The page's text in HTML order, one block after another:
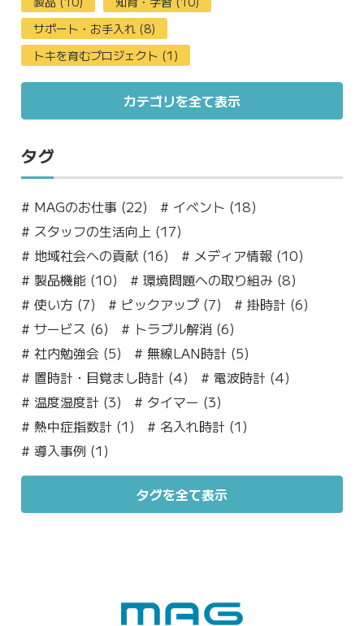
サポート・お手入れ (8)
トキを育むプロジェクト (1)
カテゴリを全て表示
タグ
# MAGのお仕事 (22) # イベント (18)
# スタッフの生活向上 (17)
# 地域社会への貢献 (16) # メディア情報 (10)
# 製品機能 (10) # 環境問題への取り組み (8)
# 使い方 (7) # ピックアップ (7) # 掛時計 (6)
# サービス (6) # トラブル解消 (6)
# 社内勉強会 (5) # 無線LAN時計 (5)
# 置時計・目覚まし時計 (4) # 電波時計 (4)
# 温度湿度計 (3) # タイマー (3)
# 熱中症指数計 (1) # 名入れ時計 (1)
# 導入事例 (1)
タグを全て表示